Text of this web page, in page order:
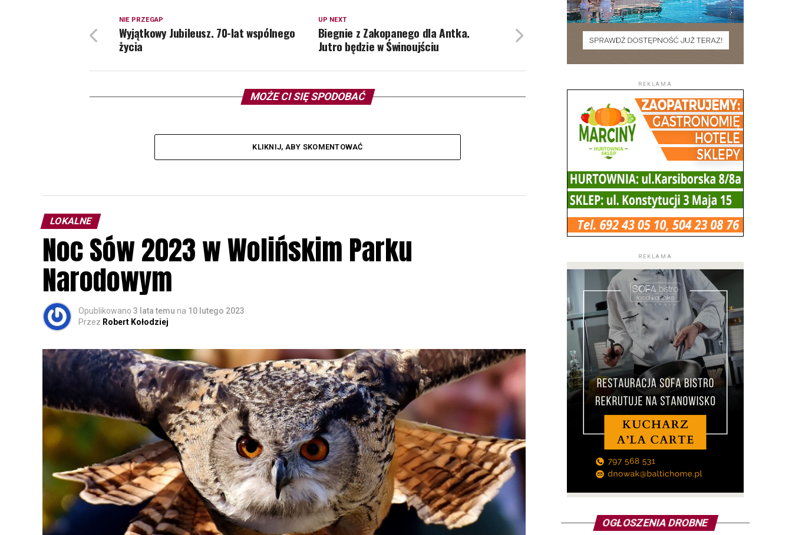
UP NEXT
Biegnie z Zakopanego dla Antka.
Jutro będzie w Świnoujściu
NIE PRZEGAP
Wyjątkowy Jubileusz. 70-lat wspólnego
życia
MOŻE CI SIĘ SPODOBAĆ
KLIKNIJ, ABY SKOMENTOWAĆ
LOKALNE
Noc Sów 2023 w Wolińskim Parku
Narodowym
Opublikowano 3 lata temu na 10 lutego 2023
Przez Robert Kołodziej
REKLAMA
REKLAMA
OGŁOSZENIA DROBNE